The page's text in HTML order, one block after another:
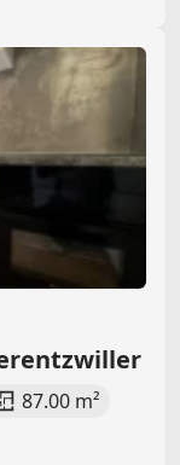
87.00 m²